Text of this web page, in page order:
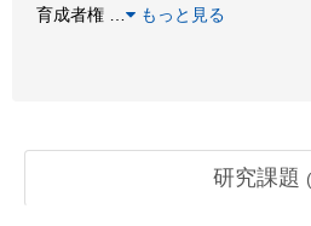
育成者権
もっと見る
研究課題 (